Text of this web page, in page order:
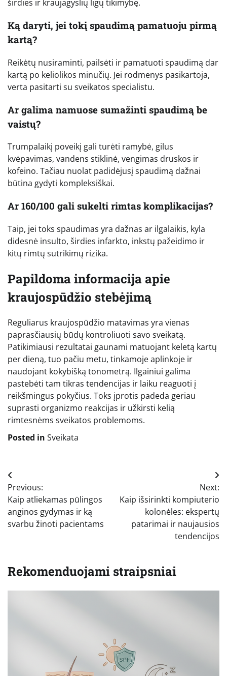
širdies ir kraujagyslių ligų tikimybę.
Ką daryti, jei tokį spaudimą pamatuoju pirmą
kartą?
Reikėtų nusiraminti, pailsėti ir pamatuoti spaudimą dar
kartą po keliolikos minučių. Jei rodmenys pasikartoja,
verta pasitarti su sveikatos specialistu.
Ar galima namuose sumažinti spaudimą be
vaistų?
Trumpalaikį poveikį gali turėti ramybė, gilus
kvėpavimas, vandens stiklinė, vengimas druskos ir
kofeino. Tačiau nuolat padidėjusį spaudimą dažnai
būtina gydyti kompleksiškai.
Ar 160/100 gali sukelti rimtas komplikacijas?
Taip, jei toks spaudimas yra dažnas ar ilgalaikis, kyla
didesnė insulto, širdies infarkto, inkstų pažeidimo ir
kitų rimtų sutrikimų rizika.
Papildoma informacija apie
kraujospūdžio stebėjimą
Reguliarus kraujospūdžio matavimas yra vienas
paprasčiausių būdų kontroliuoti savo sveikatą.
Patikimiausi rezultatai gaunami matuojant keletą kartų
per dieną, tuo pačiu metu, tinkamoje aplinkoje ir
naudojant kokybišką tonometrą. Ilgainiui galima
pastebėti tam tikras tendencijas ir laiku reaguoti į
reikšmingus pokyčius. Toks įprotis padeda geriau
suprasti organizmo reakcijas ir užkirsti kelią
rimtesnėms sveikatos problemoms.
Posted in Sveikata
Navigacija
tarp
įrašų
Previous:
Kaip atliekamas pūlingos
anginos gydymas ir ką
svarbu žinoti pacientams
Next:
Kaip išsirinkti kompiuterio
kolonėles: ekspertų
patarimai ir naujausios
tendencijos
Rekomenduojami straipsniai